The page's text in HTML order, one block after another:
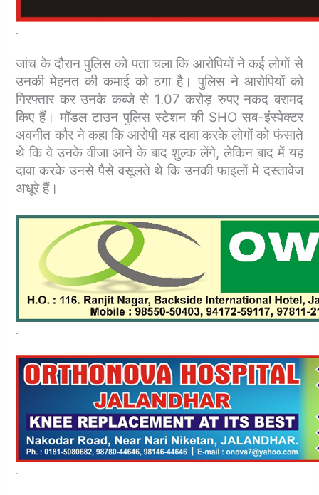
.
जांच के दौरान पुलिस को पता चला कि आरोपियों ने कई लोगों से
उनकी मेहनत की कमाई को ठगा है। पुलिस ने आरोपियों को
गिरफ्तार कर उनके कब्जे से 1.07 करोड़ रुपए नकद बरामद
किए हैं।मॉडल टाउन पुलिस स्टेशन की SHO सब-इंस्पेक्टर
अवनीत कौर ने कहा कि आरोपी यह दावा करके लोगों को फंसाते
थे कि वे उनके वीजा आने के बाद शुल्क लेंगे, लेकिन बाद में यह
दावा करके उनसे पैसे वसूलते थे कि उनकी फाइलों में दस्तावेज
अधूरे हैं।
.
.